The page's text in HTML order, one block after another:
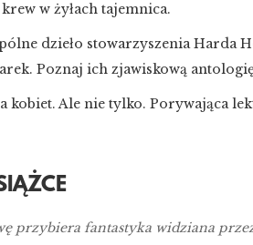
w żyłach tajemnica.
dzieło stowarzyszenia Harda
Poznaj ich zjawiskową
kobiet. Ale nie tylko. Porywająca
przybiera fantastyka widziana